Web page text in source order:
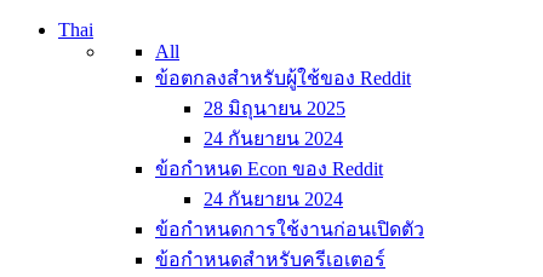
Thai
All
ข้อตกลงสำหรับผู้ใช้ของ Reddit
28 มิถุนายน 2025
24 กันยายน 2024
ข้อกำหนด Econ ของ Reddit
24 กันยายน 2024
ข้อกำหนดการใช้งานก่อนเปิดตัว
ข้อกำหนดสำหรับครีเอเตอร์